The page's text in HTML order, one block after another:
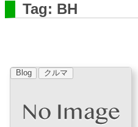
Tag: BH
Blog クルマ